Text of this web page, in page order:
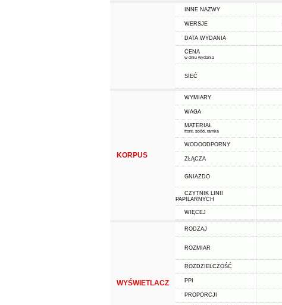
INNE NAZWY
WERSJE
DATA WYDANIA
CENA
w dniu wydania
SIEĆ
KORPUS
WYMIARY
WAGA
MATERIAŁ
front, spód, ramka
WODOODPORNY
ZŁĄCZA
GNIAZDO
CZYTNIK LINII
PAPILARNYCH
WIĘCEJ
WYŚWIETLACZ
RODZAJ
ROZMIAR
ROZDZIELCZOŚĆ
PPI
PROPORCJI